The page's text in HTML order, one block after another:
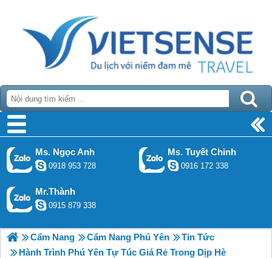
Ms. Ngọc Anh
0918 953 728
Ms. Tuyết Chinh
0916 172 338
Mr.Thành
0915 879 338
Cẩm Nang Cẩm Nang Phú Yên
Tin Tức
Hành Trình Phú Yên Tự Túc Giá Rẻ Trong Dịp Hè